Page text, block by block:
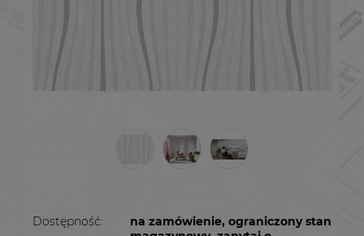
Dostępność:
na zamówienie, ograniczony stan